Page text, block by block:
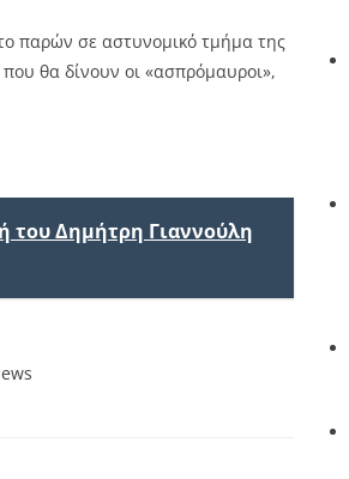
παρών σε αστυνομικό τμήμα της
θα δίνουν οι «ασπρόμαυροι»,
του Δημήτρη Γιαννούλη